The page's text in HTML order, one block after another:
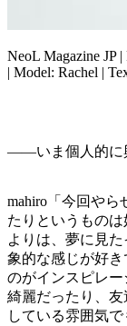
NeoL Magazine JP
| Model: Rachel |
——いま個人的に
mahiro「今回や
たりというもの
よりは、夢に見
象的な感じが好
のがインスピレ
綺麗だったり、
している雰囲気